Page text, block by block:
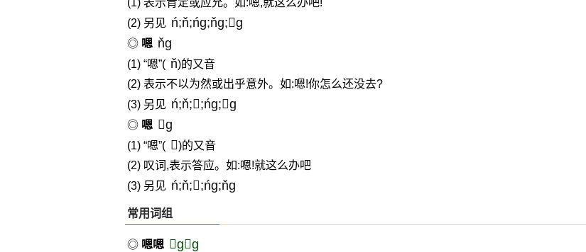
(1) 表示肯定或应允。如:嗯,就这么办吧!
(2) 另见 ń;ň;ńg;ňg;g
◎ 嗯 ňg
(1) “嗯”( ň)的又音
(2) 表示不以为然或出乎意外。如:嗯!你怎么还没去?
(3) 另见 ń;ň;;ńg;g
◎ 嗯 g
(1) “嗯”( )的又音
(2) 叹词,表示答应。如:嗯!就这么办吧
(3) 另见 ń;ň;;ńg;ňg
常用词组
◎ 嗯嗯 gg